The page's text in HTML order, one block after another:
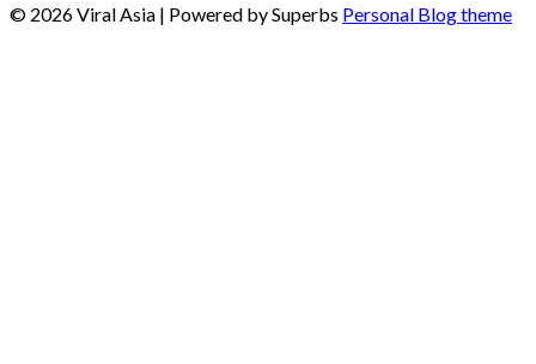
© 2026 Viral Asia | Powered by Superbs Personal Blog theme